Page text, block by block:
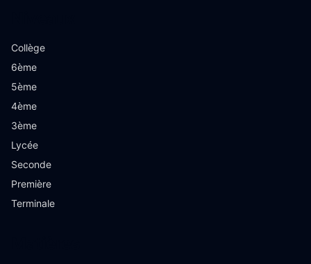
Collège
6ème
5ème
4ème
3ème
Lycée
Seconde
Première
Terminale